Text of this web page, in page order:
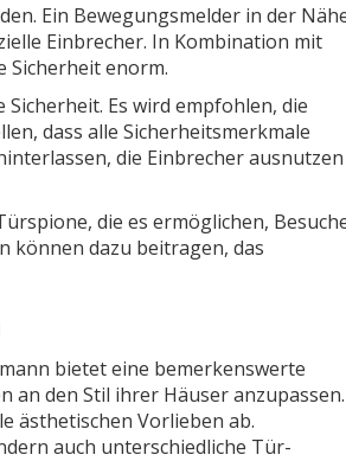
Ein Bewegungsmelder in der
Einbrecher. In Kombination mit
Sicherheit enorm.
Es wird empfohlen, die
dass alle Sicherheitsmerkmale
die Einbrecher ausnutzen
die es ermöglichen,
können dazu beitragen, das
bietet eine bemerkenswerte
an den Stil ihrer Häuser anzupassen.
ästhetischen Vorlieben ab.
auch unterschiedliche Tür-